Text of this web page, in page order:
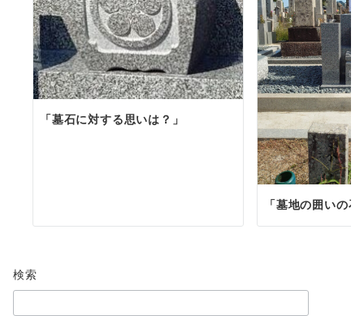
「墓石に対する思いは？」
「墓地の囲いの石
検索